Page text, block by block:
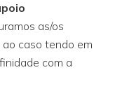
as/os
caso tendo em
com a